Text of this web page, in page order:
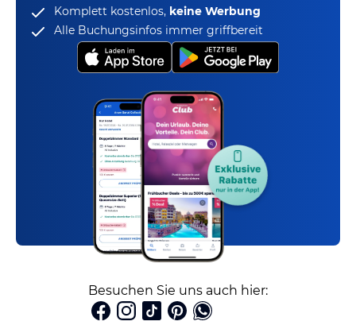
Komplett kostenlos, keine Werbung
Alle Buchungsinfos immer griffbereit
Besuchen Sie uns auch hier: